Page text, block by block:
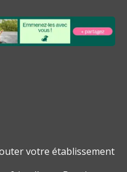
votre établissement